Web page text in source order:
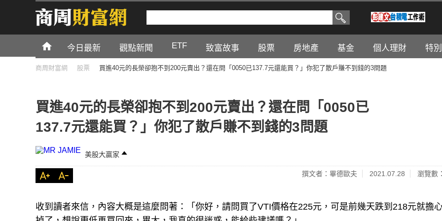
今日最新 觀點新聞 ETF 致富故事 股票 房地產 基金 個人理財 特
商周財富網 股票 買進40元的長榮卻抱不到200元賣出？還在問「0050已137.7元還能買？」你犯了散戶賺不到錢的3問題
買進40元的長榮卻抱不到200元賣出？還在問「0050已
137.7元還能買？」你犯了散戶賺不到錢的3問題
美股大贏家
撰文者：畢德歐夫 2021.07.28 瀏覽數
收到讀者來信，內容大概是這麼問著：「你好，請問買了VTI價格在225元，可是前幾天跌到218元就擔